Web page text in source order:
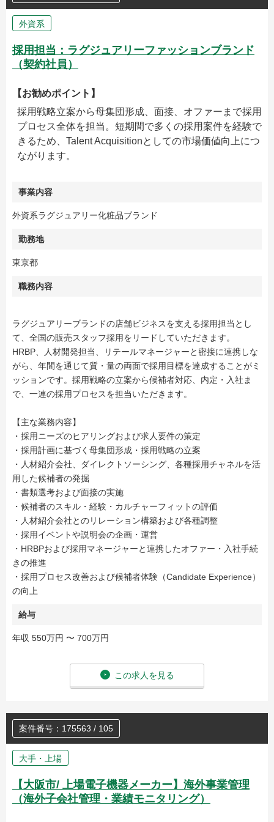
外資系
採用担当：ラグジュアリーファッションブランド
（契約社員）
【お勧めポイント】
採用戦略立案から母集団形成、面接、オファーまで採用
プロセス全体を担当。短期間で多くの採用案件を経験で
きるため、Talent Acquisitionとしての市場価値向上につ
ながります。
事業内容
外資系ラグジュアリー化粧品ブランド
勤務地
東京都
職務内容
ラグジュアリーブランドの店舗ビジネスを支える採用担当とし
て、全国の販売スタッフ採用をリードしていただきます。
HRBP、人材開発担当、リテールマネージャーと密接に連携しな
がら、年間を通じて質・量の両面で採用目標を達成することがミ
ッションです。採用戦略の立案から候補者対応、内定・入社ま
で、一連の採用プロセスを担当いただきます。
【主な業務内容】
・採用ニーズのヒアリングおよび求人要件の策定
・採用計画に基づく母集団形成・採用戦略の立案
・人材紹介会社、ダイレクトソーシング、各種採用チャネルを活
用した候補者の発掘
・書類選考および面接の実施
・候補者のスキル・経験・カルチャーフィットの評価
・人材紹介会社とのリレーション構築および各種調整
・採用イベントや説明会の企画・運営
・HRBPおよび採用マネージャーと連携したオファー・入社手続
きの推進
・採用プロセス改善および候補者体験（Candidate Experience）
の向上
給与
年収 550万円 〜 700万円
この求人を見る
案件番号：175563 / 105
大手・上場
【大阪市/ 上場電子機器メーカー】海外事業管理
（海外子会社管理・業績モニタリング）